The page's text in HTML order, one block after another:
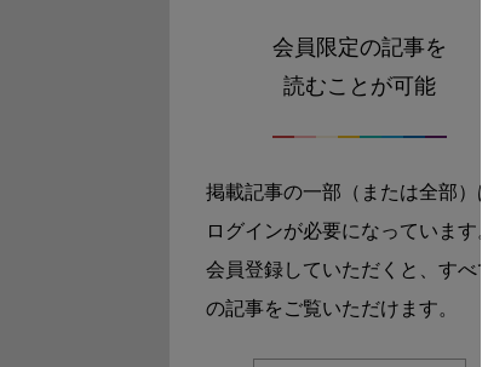
会員限定の記事を
読むことが可能
掲載記事の一部（または全部）は
ログインが必要になっています。
会員登録していただくと、すべて
の記事をご覧いただけます。